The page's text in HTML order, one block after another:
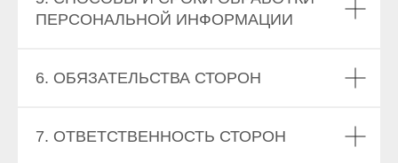
ПЕРСОНАЛЬНОЙ ИНФОРМАЦИИ
6. ОБЯЗАТЕЛЬСТВА СТОРОН
7. ОТВЕТСТВЕННОСТЬ СТОРОН